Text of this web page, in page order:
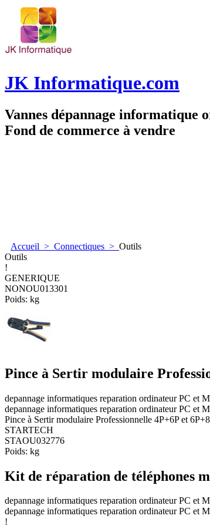
JK Informatique.com
Vannes dépannage informatique
Fond de commerce à vendre
Accueil > Connectiques > Outils
Outils
!
GENERIQUE
NONOU013301
Poids: kg
Pince à Sertir modulaire
depannage informatiques reparation ordinateur PC et
depannage informatiques reparation ordinateur PC et
Pince à Sertir modulaire Professionnelle 4P+6P et
STARTECH
STAOU032776
Poids: kg
Kit de réparation de téléphones
depannage informatiques reparation ordinateur PC et
depannage informatiques reparation ordinateur PC et
!